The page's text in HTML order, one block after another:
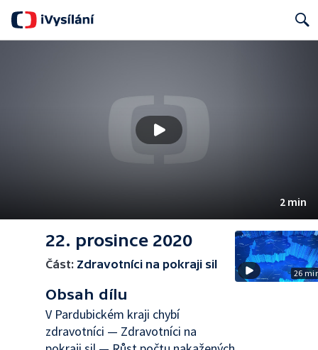
2 min
22. prosince 2020
Část: Zdravotníci na pokraji sil
Obsah dílu
V Pardubickém kraji chybí
zdravotníci — Zdravotníci na
26